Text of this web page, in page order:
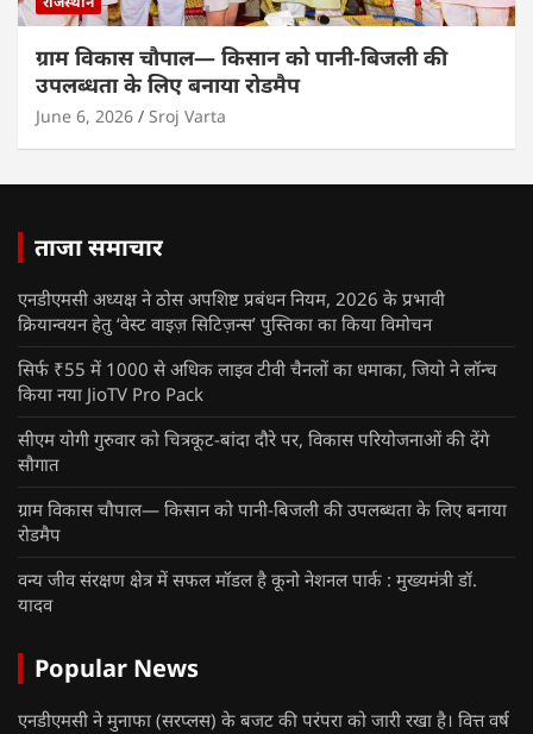
ग्राम विकास चौपाल— किसान को पानी-बिजली की
उपलब्धता के लिए बनाया रोडमैप
June 6, 2026 Sroj Varta
ताजा समाचार
एनडीएमसी अध्यक्ष ने ठोस अपशिष्ट प्रबंधन नियम, 2026 के प्रभावी
क्रियान्वयन हेतु ‘वेस्ट वाइज़ सिटिज़न्स’ पुस्तिका का किया विमोचन
सिर्फ ₹55 में 1000 से अधिक लाइव टीवी चैनलों का धमाका, जियो ने लॉन्च
किया नया JioTV Pro Pack
सीएम योगी गुरुवार को चित्रकूट-बांदा दौरे पर, विकास परियोजनाओं की देंगे
सौगात
ग्राम विकास चौपाल— किसान को पानी-बिजली की उपलब्धता के लिए बनाया
रोडमैप
वन्य जीव संरक्षण क्षेत्र में सफल मॉडल है कूनो नेशनल पार्क : मुख्यमंत्री डॉ.
यादव
Popular News
एनडीएमसी ने मुनाफा (सरप्लस) के बजट की परंपरा को जारी रखा है। वित्त वर्ष